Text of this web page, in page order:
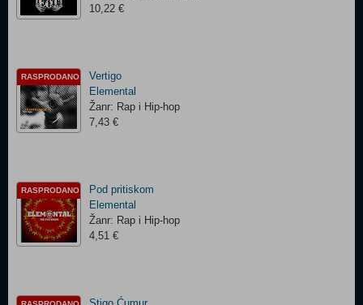
10,22 €
RASPRODANO
Vertigo
Elemental
Žanr: Rap i Hip-hop
7,43 €
RASPRODANO
Pod pritiskom
Elemental
Žanr: Rap i Hip-hop
4,51 €